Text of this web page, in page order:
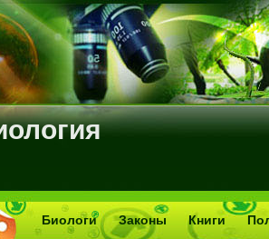
Биологи Законы Книги